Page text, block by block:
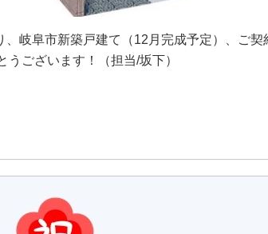
、岐阜市新築戸建て（12月完成予定）、ご
うございます！（担当/坂下）